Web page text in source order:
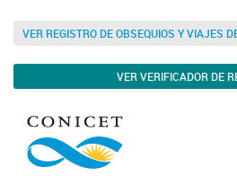
VER REGISTRO DE OBSEQUIOS Y VIAJES
VER VERIFICADOR DE